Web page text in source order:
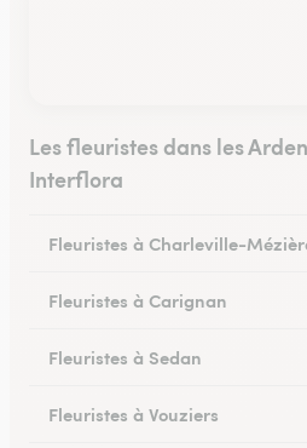
Les fleuristes dans les
Interflora
Fleuristes à Charleville-
Fleuristes à Carignan
Fleuristes à Sedan
Fleuristes à Vouziers